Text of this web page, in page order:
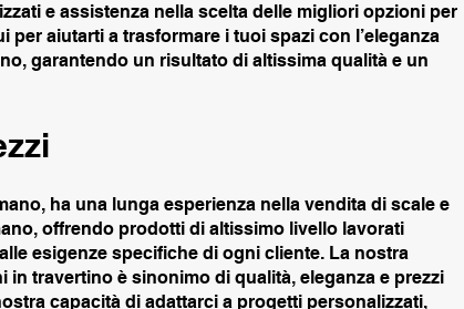
e assistenza nella scelta delle migliori opzioni per
per aiutarti a trasformare i tuoi spazi con l’eleganza
garantendo un risultato di altissima qualità e un
ha una lunga esperienza nella vendita di scale e
offrendo prodotti di altissimo livello lavorati
esigenze specifiche di ogni cliente. La nostra
in travertino è sinonimo di qualità, eleganza e prezzi
capacità di adattarci a progetti personalizzati,